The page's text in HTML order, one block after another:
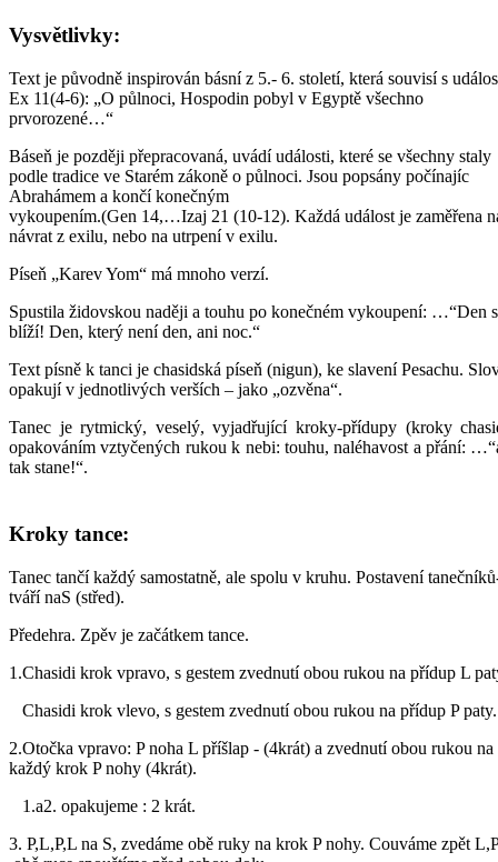
Vysvětlivky:
Text je původně inspirován básní z 5.- 6. století, která souvisí s
Ex 11(4-6): „O půlnoci, Hospodin pobyl v Egyptě všechno
prvorozené…“
Báseň je později přepracovaná, uvádí události, které se všechny staly
podle tradice ve Starém zákoně o půlnoci. Jsou popsány počínajíc
Abrahámem a končí konečným
vykoupením.(Gen 14,…Izaj 21 (10-12). Každá událost je zaměřena
návrat z exilu, nebo na utrpení v exilu.
Píseň „Karev Yom“ má mnoho verzí.
Spustila židovskou naději a touhu po konečném vykoupení: …“Den
blíží! Den, který není den, ani noc.“
Text písně k tanci je chasidská píseň (nigun), ke slavení Pesachu.
opakují v jednotlivých verších – jako „ozvěna“.
Tanec je rytmický, veselý, vyjadřující kroky-přídupy (kroky
opakováním vztyčených rukou k nebi: touhu, naléhavost a přání:
tak stane!“.
Kroky tance:
Tanec tančí každý samostatně, ale spolu v kruhu. Postavení
tváří naS (střed).
Předehra. Zpěv je začátkem tance.
1.Chasidi krok vpravo, s gestem zvednutí obou rukou na přídup L
Chasidi krok vlevo, s gestem zvednutí obou rukou na přídup P paty.
2.Otočka vpravo: P noha L příšlap - (4krát) a zvednutí obou rukou na
každý krok P nohy (4krát).
1.a2. opakujeme : 2 krát.
3. P,L,P,L na S, zvedáme obě ruky na krok P nohy. Couváme zpět